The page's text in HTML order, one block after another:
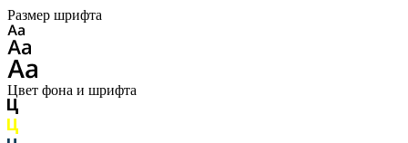
Размер шрифта
Цвет фона и шрифта